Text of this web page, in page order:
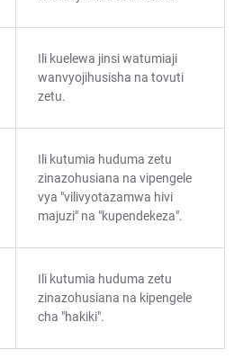
Ili kuelewa jinsi watumiaji
wanvyojihusisha na tovuti
zetu.
Ili kutumia huduma zetu
zinazohusiana na vipengele
vya "vilivyotazamwa hivi
majuzi" na "kupendekeza".
Ili kutumia huduma zetu
zinazohusiana na kipengele
cha "hakiki".